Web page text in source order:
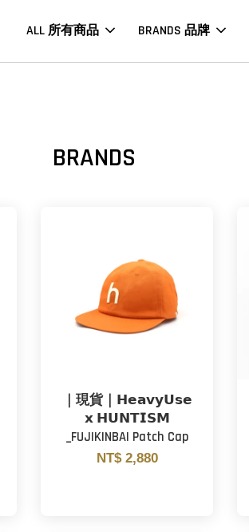
ALL 所有商品 BRANDS 品牌
BRANDS
｜現貨｜𝗛𝗲𝗮𝘃𝘆𝗨𝘀𝗲
𝘅 𝗛𝗨𝗡𝗧𝗜𝗦𝗠
_FUJIKINBAI Patch Cap
NT$ 2,880